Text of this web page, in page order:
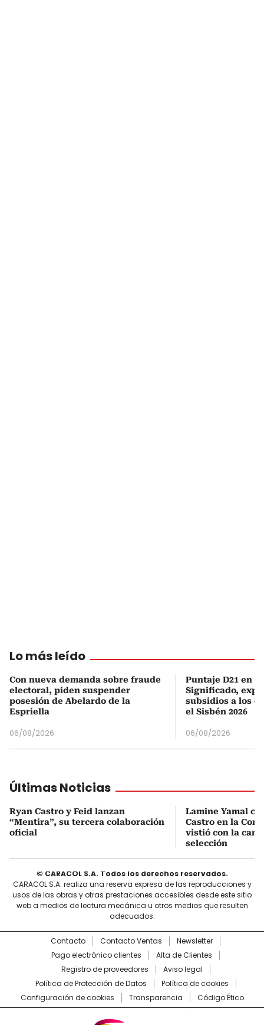
Lo más leído
Con nueva demanda sobre fraude
electoral, piden suspender
posesión de Abelardo de la
Espriella
06/08/2026
Puntaje D21 en
Significado,
subsidios a los
el Sisbén 2026
06/08/2026
Últimas Noticias
Ryan Castro y Feid lanzan
“Mentira”, su tercera colaboración
oficial
Lamine Yamal
Castro en la
vistió con la
selección
© CARACOL S.A. Todos los derechos reservados.
CARACOL S.A. realiza una reserva expresa de las reproducciones y
usos de las obras y otras prestaciones accesibles desde este sitio
web a medios de lectura mecánica u otros medios que resulten
adecuados.
Contacto Contacto Ventas
Newsletter
Pago electrónico clientes
Alta de Clientes
Registro de proveedores
Aviso legal
Política de Protección de Datos
Política de cookies
Configuración de cookies
Transparencia Código Ético